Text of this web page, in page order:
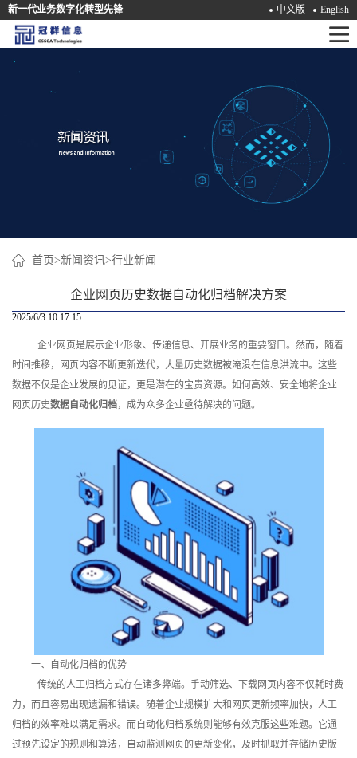
新一代业务数字化转型先锋 中文版 English
首
首页>新闻资讯>行业新闻
企业网页历史数据自动化归档解决方案
2025/6/3 10:17:15
企业网页是展示企业形象、传递信息、开展业务的重要窗口。然而，随着
时间推移，网页内容不断更新迭代，大量历史数据被淹没在信息洪流中。这些
数据不仅是企业发展的见证，更是潜在的宝贵资源。如何高效、安全地将企业
网页历史数据自动化归档，成为众多企业亟待解决的问题。
一、自动化归档的优势
传统的人工归档方式存在诸多弊端。手动筛选、下载网页内容不仅耗时费
力，而且容易出现遗漏和错误。随着企业规模扩大和网页更新频率加快，人工
归档的效率难以满足需求。而自动化归档系统则能够有效克服这些难题。它通
过预先设定的规则和算法，自动监测网页的更新变化，及时抓取并存储历史版